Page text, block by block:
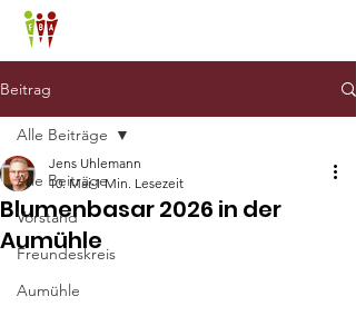
Beitrag
Alle Beiträge
Vorstand
Freundeskreis
Aumühle
Alle Beiträge
Blumenbasar 2026 in der
Aumühle
Jens Uhlemann
10. Mai 1 Min. Lesezeit